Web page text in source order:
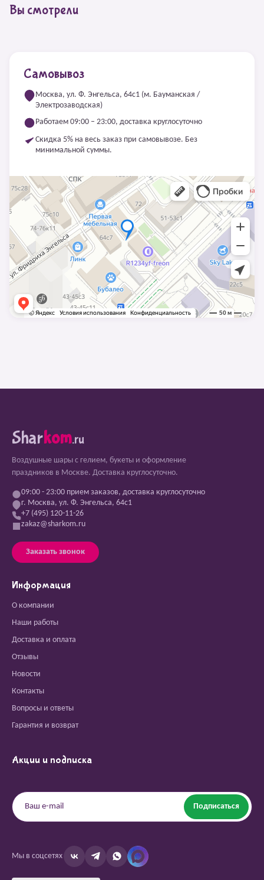
Вы смотрели
Самовывоз
Москва, ул. Ф. Энгельса, 64с1 (м. Бауманская /
Электрозаводская)
Работаем 09:00 – 23:00, доставка круглосуточно
Скидка 5% на весь заказ при самовывозе. Без
минимальной суммы.
Sharkom.ru
Воздушные шары с гелием, букеты и оформление
праздников в Москве. Доставка круглосуточно.
09:00 - 23:00 прием заказов, доставка круглосуточно
г. Москва, ул. Ф. Энгельса, 64с1
+7 (495) 120-11-26
zakaz@sharkom.ru
Заказать звонок
Информация
О компании
Наши работы
Доставка и оплата
Отзывы
Новости
Контакты
Вопросы и ответы
Гарантия и возврат
Акции и подписка
Подписаться
Мы в соцсетях